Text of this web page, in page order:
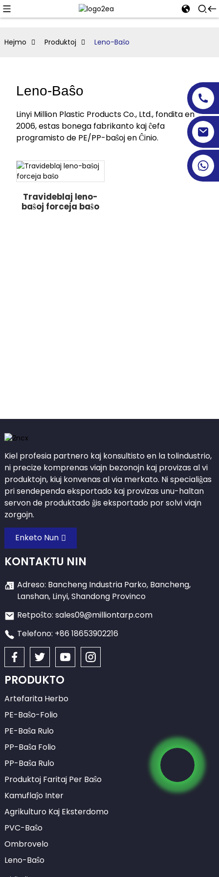
Hejmo Produktoj Leno-Baŝo
Leno-Baŝo
Linyi Million Plastic Products Co., Ltd., fondita en
2006, estas bonega fabrikanto kaj ĉefa
programisto de PE/PP-baŝoj en Ĉinio.
Travideblaj leno-
baŝoj forceja baŝo
Kiel profesia partnero kaj konsultisto en la tolindustrio,
ni precize komprenas viajn bezonojn kaj provizas al vi
produktojn, kiuj konvenas al via merkato. Ni specialiĝas
pri sendependa eksportado kaj provizas unu-haltan
servon de produktado ĝis eksportado por solvi viajn
zorgojn.
Enketo Nun
KONTAKTU NIN
Adreso: Bancheng Industria Parko, Bancheng,
Lanshan, Linyi, Shandong Provinco
Retpoŝto: sales09@milliontarp.com
Telefono: +86 18653902216
PRODUKTO
Artefarita Herbo
PE-Baŝo-Folio
PE-Baŝa Rulo
PP-Baŝa Folio
PP-Baŝa Rulo
Produktoj Faritaj Per Baŝo
Kamuflaĵo Inter
Agrikulturo Kaj Eksterdomo
PVC-Baŝo
Ombrovelo
Leno-Baŝo